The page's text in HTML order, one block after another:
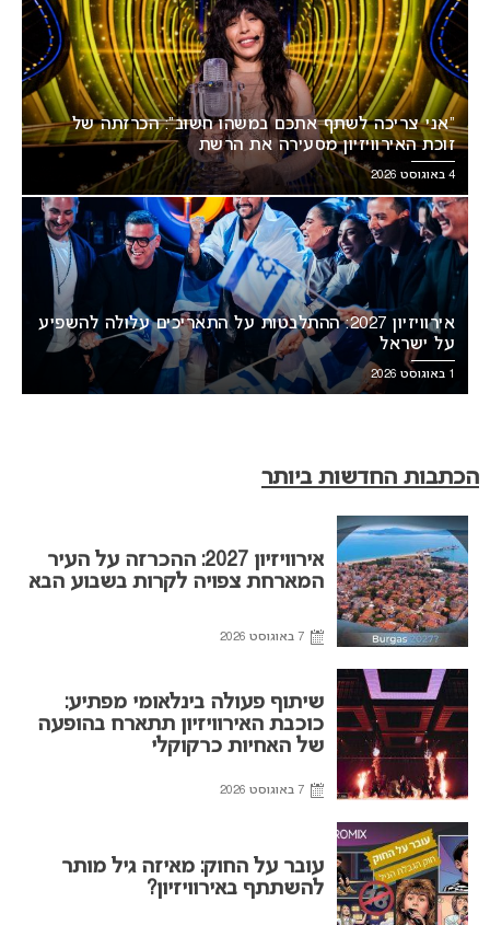
“אני צריכה לשתף אתכם במשהו חשוב”: הכרזתה של
זוכת האירוויזיון מסעירה את הרשת
4 באוגוסט 2026
אירוויזיון 2027: ההתלבטות על התאריכים עלולה להשפיע
על ישראל
1 באוגוסט 2026
הכתבות החדשות ביותר
אירוויזיון 2027: ההכרזה על העיר
המארחת צפויה לקרות בשבוע הבא
7 באוגוסט 2026
שיתוף פעולה בינלאומי מפתיע:
כוכבת האירוויזיון תתארח בהופעה
של האחיות כרקוקלי
7 באוגוסט 2026
עובר על החוק: מאיזה גיל מותר
להשתתף באירוויזיון?